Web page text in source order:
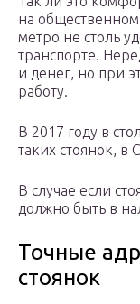
на общественном
метро не столь
транспорте.
и денег, но при
работу.
В 2017 году в
таких стоянок, в
В случае если
должно быть в
Точные
стоянок